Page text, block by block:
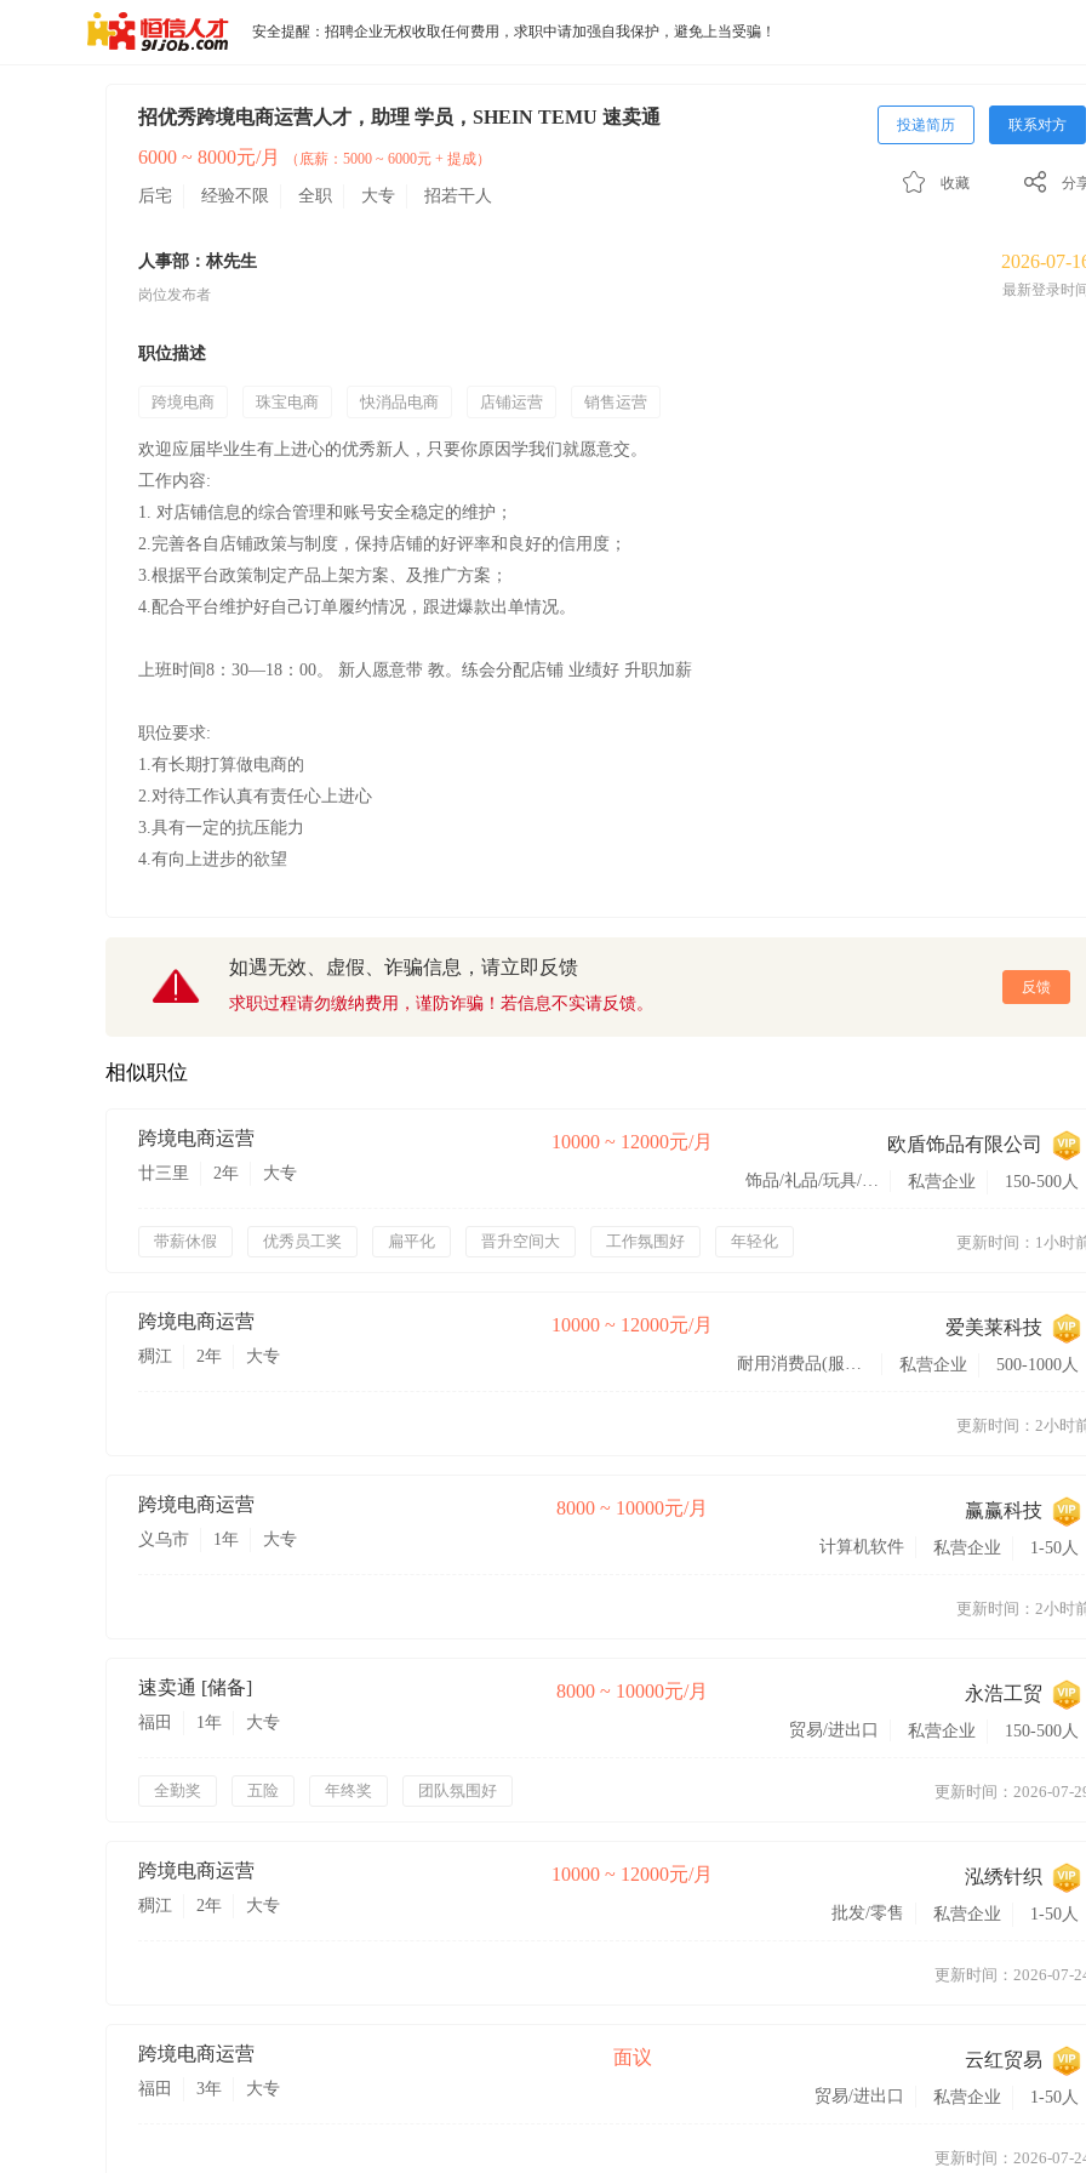
安全提醒：招聘企业无权收取任何费用，求职中请加强自我保护，避免上当受骗！
招优秀跨境电商运营人才，助理 学员，SHEIN TEMU 速卖通
6000 ~ 8000元/月
（底薪：5000 ~ 6000元 + 提成）
后宅 经验不限 全职 大专 招若干人
投递简历 联系对方
分
收藏
人事部：林先生
岗位发布者
2026-07-
最新登录时间
职位描述
跨境电商 珠宝电商 快消品电商 店铺运营 销售运营
欢迎应届毕业生有上进心的优秀新人，只要你原因学我们就愿意交。
工作内容:
1. 对店铺信息的综合管理和账号安全稳定的维护；
2.完善各自店铺政策与制度，保持店铺的好评率和良好的信用度；
3.根据平台政策制定产品上架方案、及推广方案；
4.配合平台维护好自己订单履约情况，跟进爆款出单情况。
上班时间8：30—18：00。 新人愿意带 教。练会分配店铺 业绩好 升职加薪
职位要求:
1.有长期打算做电商的
2.对待工作认真有责任心上进心
3.具有一定的抗压能力
如遇无效、虚假、诈骗信息，请立即反馈
求职过程请勿缴纳费用，谨防诈骗！若信息不实请反馈。
反馈
相似职位
跨境电商运营
廿三里 2年 大专
10000 ~ 12000元/月 欧盾饰品有限公司
私营企业 150-500人
带薪休假 优秀员工奖 扁平化 晋升空间大 工作氛围好 年轻化 更新时间：1小时
跨境电商运营
稠江 2年 大专
10000 ~ 12000元/月 爱美莱科技
私营企业 500-1000人
更新时间：2小时
跨境电商运营
义乌市 1年 大专
8000 ~ 10000元/月 赢赢科技
计算机软件 私营企业 1-50人
更新时间：2小时
速卖通 [储备]
福田 1年 大专
8000 ~ 10000元/月 永浩工贸
贸易/进出口 私营企业 150-500人
全勤奖 五险 年终奖 团队氛围好 更新时间：2026-07-
跨境电商运营
稠江 2年 大专
10000 ~ 12000元/月 泓绣针织
批发/零售 私营企业 1-50人
更新时间：2026-07-
跨境电商运营
福田 3年 大专
面议 云红贸易
贸易/进出口 私营企业 1-50人
更新时间：2026-07-